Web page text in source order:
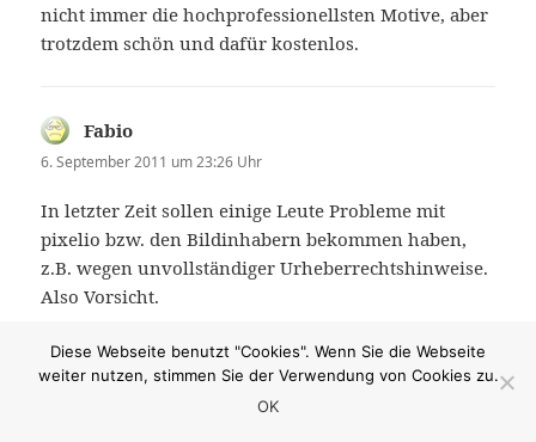
nicht immer die hochprofessionellsten Motive, aber
trotzdem schön und dafür kostenlos.
Fabio
6. September 2011 um 23:26 Uhr
In letzter Zeit sollen einige Leute Probleme mit
pixelio bzw. den Bildinhabern bekommen haben,
z.B. wegen unvollständiger Urheberrechtshinweise.
Also Vorsicht.
wzsagt:
24. September 2011 um 00:22 Uhr
Diese Webseite benutzt "Cookies". Wenn Sie die Webseite
weiter nutzen, stimmen Sie der Verwendung von Cookies zu.
OK